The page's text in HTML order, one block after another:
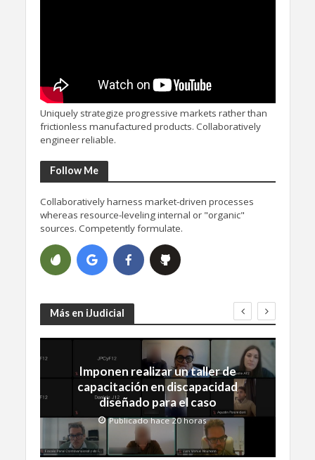
Uniquely strategize progressive markets rather than
frictionless manufactured products. Collaboratively
engineer reliable.
Follow Me
Collaboratively harness market-driven processes
whereas resource-leveling internal or "organic"
sources. Competently formulate.
Más en iJudicial
Imponen realizar un taller de
capacitación en discapacidad
diseñado para el caso
Publicado hace 20 horas